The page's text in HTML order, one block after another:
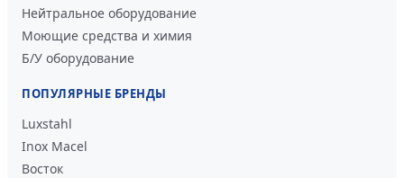
Нейтральное оборудование
Моющие средства и химия
Б/У оборудование
ПОПУЛЯРНЫЕ БРЕНДЫ
Luxstahl
Inox Macel
Восток